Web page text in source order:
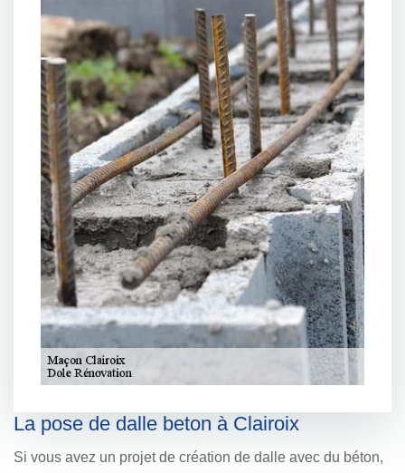
La pose de dalle beton à Clairoix
Si vous avez un projet de création de dalle avec du béton,